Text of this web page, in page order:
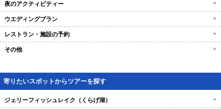
夜のアクティビティー >
ウエディングプラン >
レストラン・施設の予約 >
その他 >
寄りたいスポットからツアーを探す
ジェリーフィッシュレイク（くらげ湖） >